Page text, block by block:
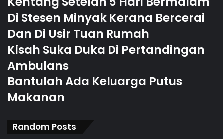
Di Stesen Minyak Kerana Bercerai
Dan Di Usir Tuan Rumah
Kisah Suka Duka Di Pertandingan
Ambulans
Bantulah Ada Keluarga Putus
Makanan
Random Posts